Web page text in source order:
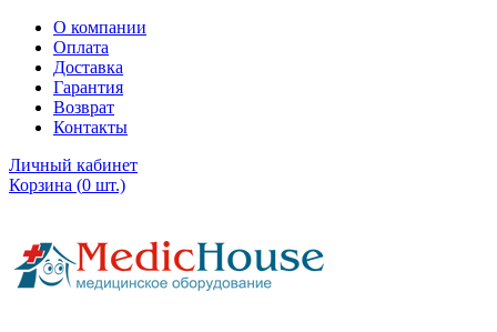
О компании
Оплата
Доставка
Гарантия
Возврат
Контакты
Личный кабинет
Корзина (0 шт.)